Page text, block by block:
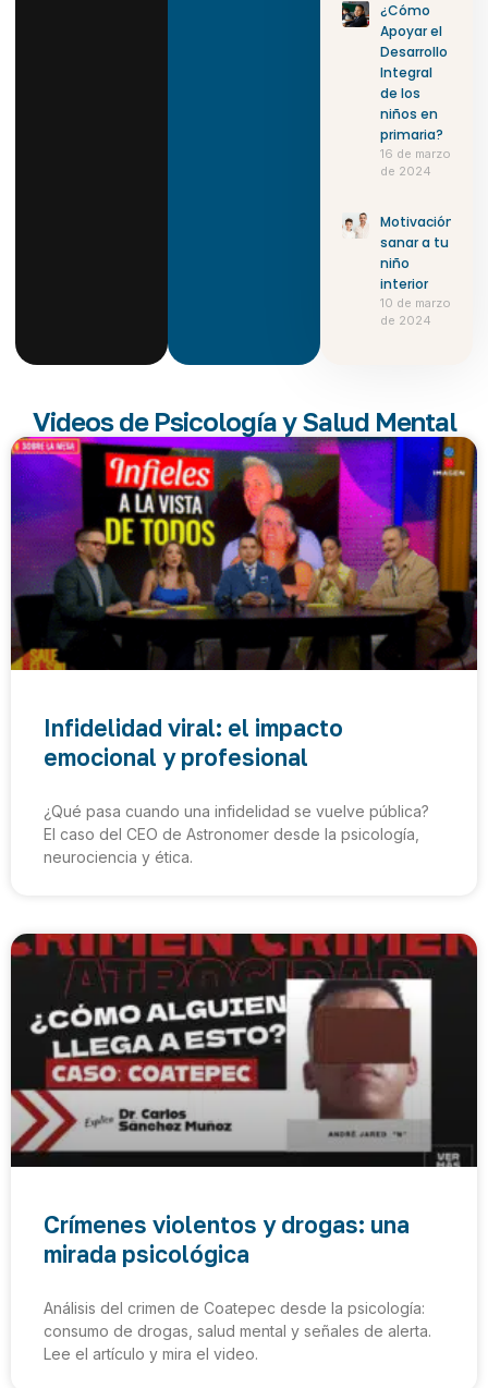
¿Cómo
Apoyar el
Desarrollo
Integral
de los
niños en
primaria?
16 de marzo
de 2024
Motivación:
sanar a tu
niño
interior
10 de marzo
de 2024
Videos de Psicología y Salud Mental
Infidelidad viral: el impacto
emocional y profesional
¿Qué pasa cuando una infidelidad se vuelve pública?
El caso del CEO de Astronomer desde la psicología,
neurociencia y ética.
Crímenes violentos y drogas: una
mirada psicológica
Análisis del crimen de Coatepec desde la psicología:
consumo de drogas, salud mental y señales de alerta.
Lee el artículo y mira el video.